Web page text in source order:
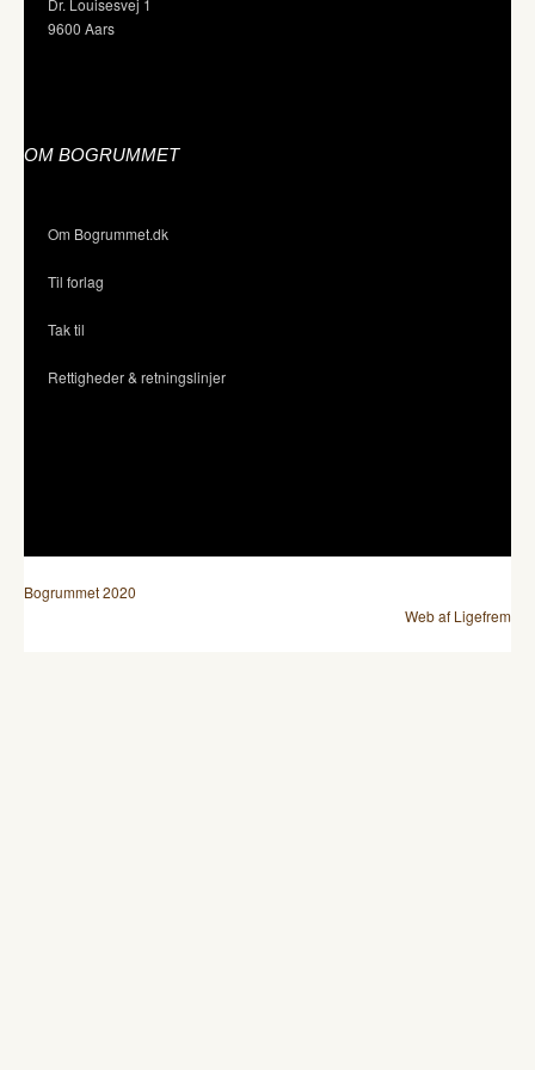
Dr. Louisesvej 1
9600 Aars
OM BOGRUMMET
Om Bogrummet.dk
Til forlag
Tak til
Rettigheder & retningslinjer
Bogrummet 2020
Web af Ligefrem